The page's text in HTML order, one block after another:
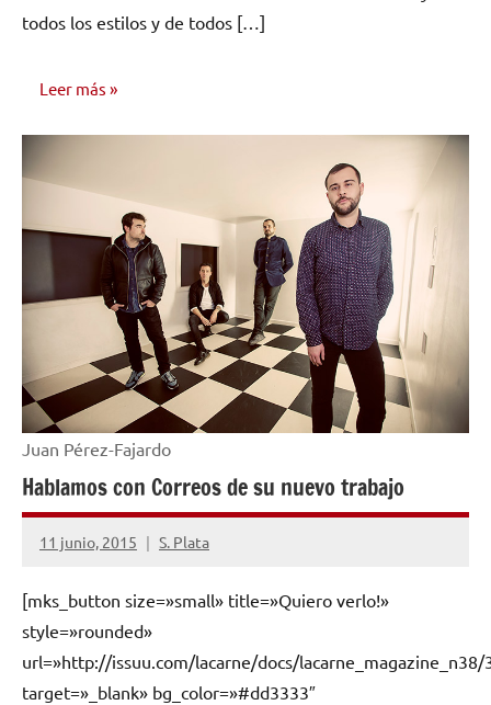
todos los estilos y de todos […]
Leer más
Juan Pérez-Fajardo
Hablamos con Correos de su nuevo trabajo
11 junio, 2015 S. Plata
No
comentarios
[mks_button size=»small» title=»Quiero verlo!»
style=»rounded»
url=»http://issuu.com/lacarne/docs/lacarne_magazine_n38/
target=»_blank» bg_color=»#dd3333″